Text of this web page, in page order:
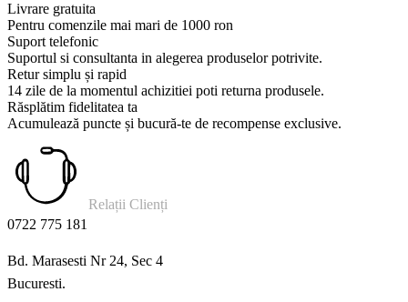
Livrare gratuita
Pentru comenzile mai mari de 1000 ron
Suport telefonic
Suportul si consultanta in alegerea produselor potrivite.
Retur simplu și rapid
14 zile de la momentul achizitiei poti returna produsele.
Răsplătim fidelitatea ta
Acumulează puncte și bucură-te de recompense exclusive.
Relații Clienți
0722 775 181
Bd. Marasesti Nr 24, Sec 4
Bucuresti.